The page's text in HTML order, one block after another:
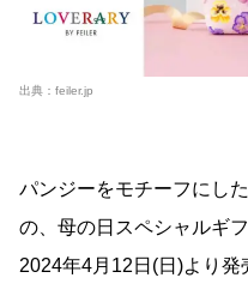
出典： feiler.jp
パンジーをモチーフにし
の、母の日スペシャルギ
2024年4月12日(日)より発